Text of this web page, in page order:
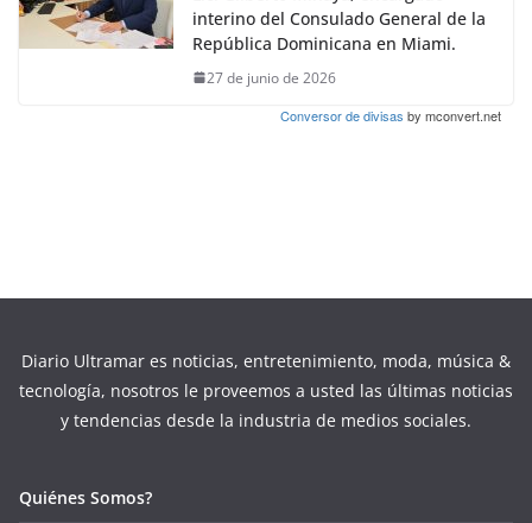
interino del Consulado General de la
República Dominicana en Miami.
27 de junio de 2026
Conversor de divisas by mconvert.net
Diario Ultramar es noticias, entretenimiento, moda, música &
tecnología, nosotros le proveemos a usted las últimas noticias
y tendencias desde la industria de medios sociales.
Quiénes Somos?